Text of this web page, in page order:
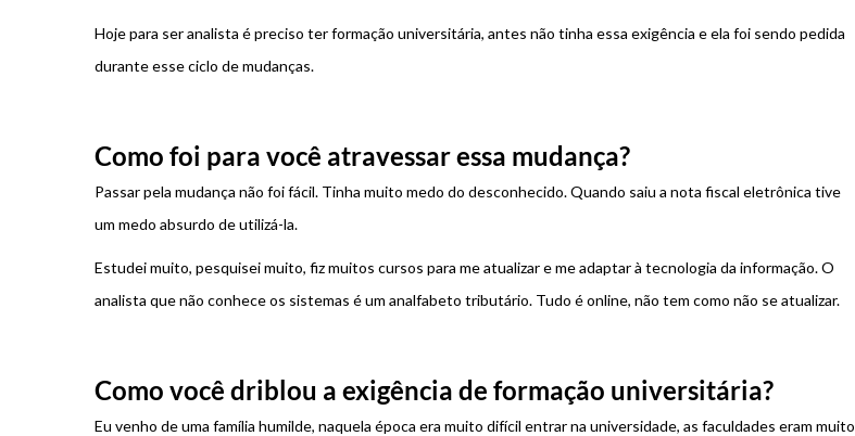
Hoje para ser analista é preciso ter formação universitária, antes não tinha essa exigência e ela foi sendo pedida
durante esse ciclo de mudanças.
Como foi para você atravessar essa mudança?
Passar pela mudança não foi fácil. Tinha muito medo do desconhecido. Quando saiu a nota fiscal eletrônica tive
um medo absurdo de utilizá-la.
Estudei muito, pesquisei muito, fiz muitos cursos para me atualizar e me adaptar à tecnologia da informação. O
analista que não conhece os sistemas é um analfabeto tributário. Tudo é online, não tem como não se atualizar.
Como você driblou a exigência de formação universitária?
Eu venho de uma família humilde, naquela época era muito difícil entrar na universidade, as faculdades eram muito